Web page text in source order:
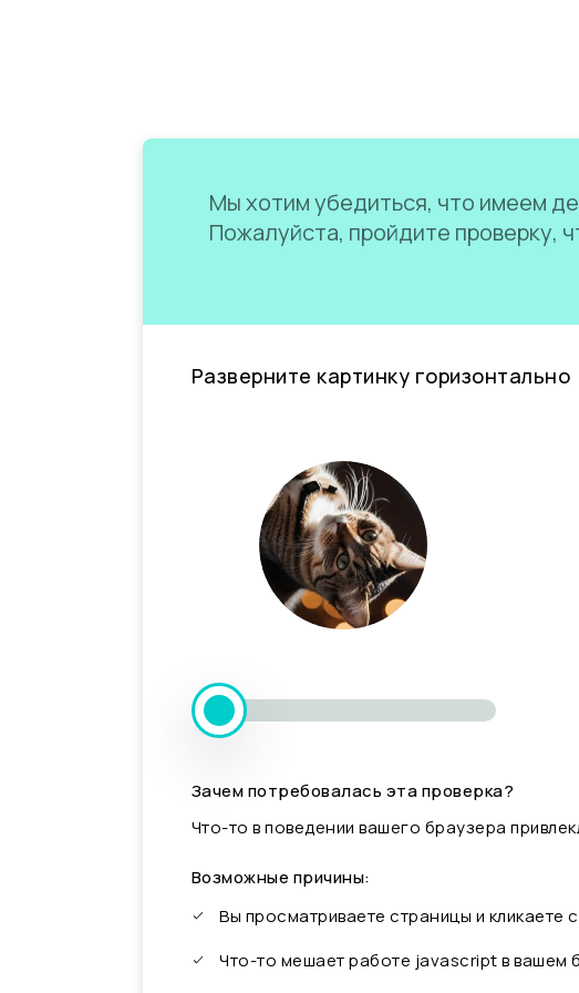
Мы хотим убедиться, что имеем
Пожалуйста, пройдите проверку,
Разверните картинку горизонтально
Зачем потребовалась эта проверка?
Что-то в поведении вашего браузера
Возможные причины:
Вы просматриваете страницы и
Что-то мешает работе javascript в вашем